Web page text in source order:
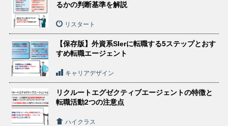
るかの判断基準を解説
リスタート
【保存版】外資系SIerに転職する5ステップとおす
すめ転職エージェント
キャリアデザイン
リクルートエグゼクティブエージェントの特徴と
転職活動2つの注意点
ハイクラス